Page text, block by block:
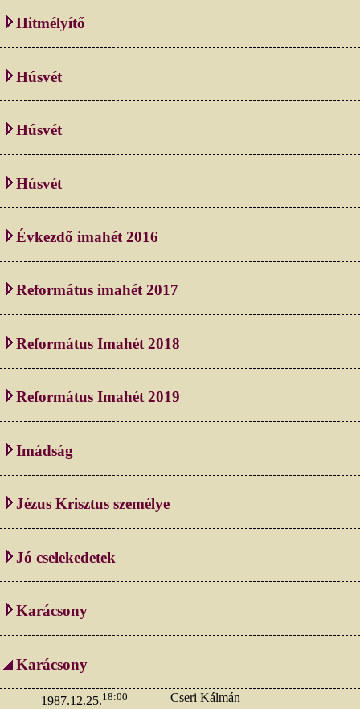
Hitmélyítő
Húsvét
Húsvét
Húsvét
Évkezdő imahét 2016
Református imahét 2017
Református Imahét 2018
Református Imahét 2019
Imádság
Jézus Krisztus személye
Jó cselekedetek
Karácsony
Karácsony
1987.12.25.18:00
Cseri Kálmán